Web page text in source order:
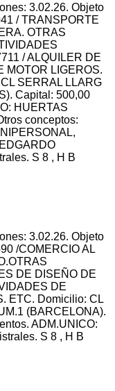
3.02.26. Objeto
/ TRANSPORTE
OTRAS
/ ALQUILER DE
MOTOR LIGEROS.
SERRAL LLARG
Capital: 500,00
HUERTAS
conceptos:
S 8 , H B
3.02.26. Objeto
/COMERCIO AL
DE DISEÑO DE
DE
ETC. Domicilio: CL
(BARCELONA).
ADM.UNICO:
S 8 , H B